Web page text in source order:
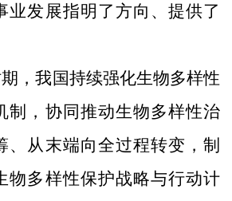
业发展指明了方向、提供了
期，我国持续强化生物多样性
制，协同推动生物多样性治
、从末端向全过程转变，制
物多样性保护战略与行动计